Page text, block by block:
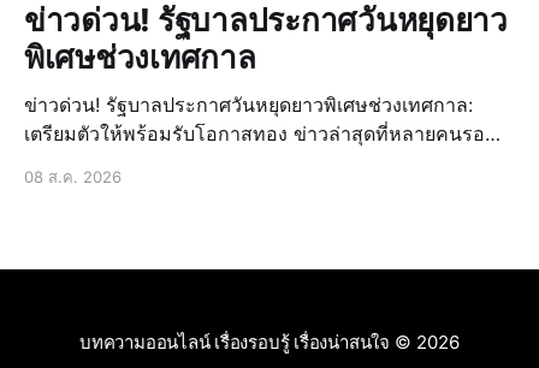
ข่าวด่วน! รัฐบาลประกาศวันหยุดยาว
พิเศษช่วงเทศกาล
ข่าวด่วน! รัฐบาลประกาศวันหยุดยาวพิเศษช่วงเทศกาล:
เตรียมตัวให้พร้อมรับโอกาสทอง ข่าวล่าสุดที่หลายคนรอ
08 ส.ค. 2026
บทความออนไลน์ เรื่องรอบรู้ เรื่องน่าสนใจ © 2026